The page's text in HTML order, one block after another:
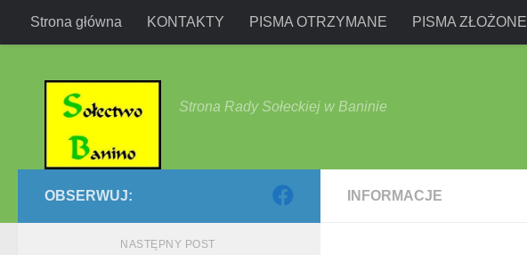
Przejdź do treści
Strona główna KONTAKTY PISMA OTRZYMANE PISMA ZŁOŻONE
Strona Rady Sołeckiej w Baninie
INFORMACJE
OBSERWUJ:
NASTĘPNY POST